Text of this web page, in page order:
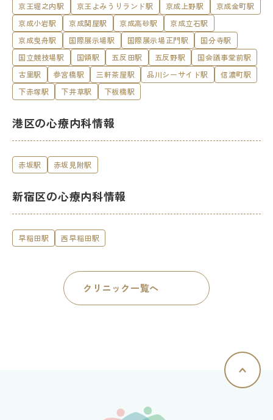
京王堀之内駅
京王よみうりランド駅 京成上野駅
京成金町駅
京成小岩駅
京成関屋駅 京成高砂駅
京成立石駅
京成曳舟駅
国際展示場駅 国際展示場正門駅
国分寺駅
国立競技場駅
国領駅 五反田駅 五反野駅
国会議事堂前駅
古里駅
参宮橋駅 三軒茶屋駅 品川シーサイド駅
信濃町駅
下赤塚駅
下井草駅 下板橋駅
港区の心療内科情報
赤坂駅 赤坂見附駅
新宿区の心療内科情報
早稲田駅 西早稲田駅
クリニック一覧へ